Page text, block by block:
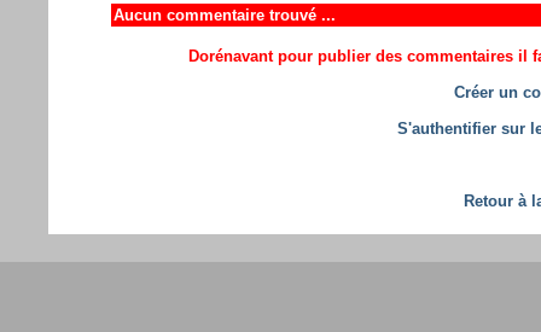
Aucun commentaire trouvé ...
Dorénavant pour publier des commentaires il
Créer un
S'authentifier sur
Retour à